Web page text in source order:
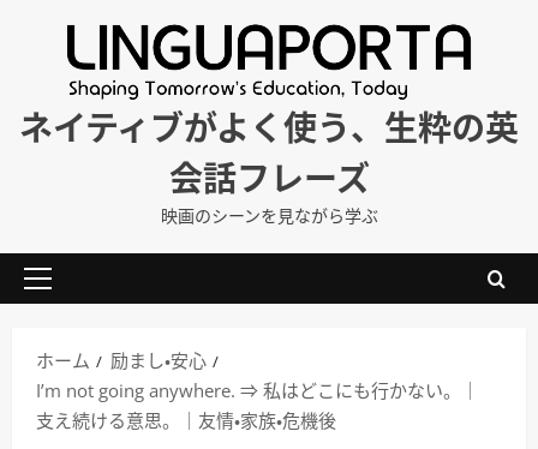
ネイティブがよく使う、生粋の英
会話フレーズ
映画のシーンを見ながら学ぶ
メ
ン
メ
ニ
ホーム
励まし・安心
I’m not going anywhere. ⇒ 私はどこにも行かない。｜
支え続ける意思。｜友情・家族・危機後